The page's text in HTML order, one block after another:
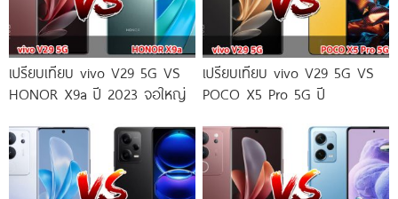
เปรียบเทียบ vivo V29 5G VS
HONOR X9a ปี 2023 จอใหญ่
เปรียบเทียบ vivo V29 5G VS
POCO X5 Pro 5G ปี